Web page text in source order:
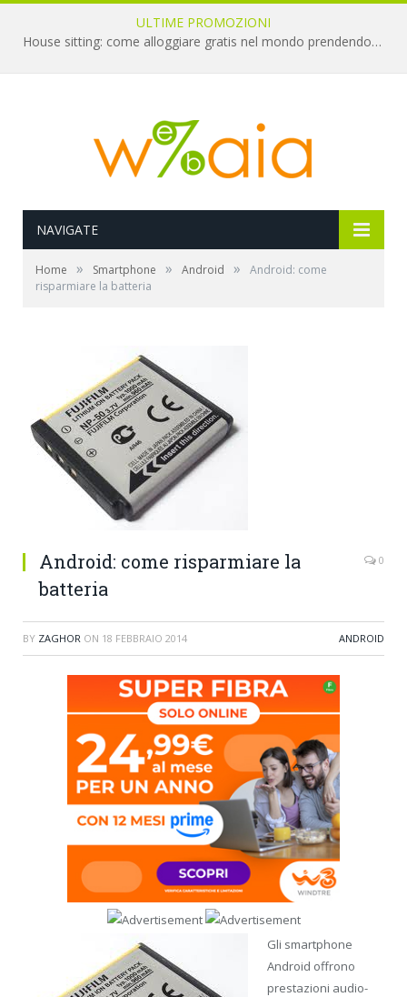
ULTIME PROMOZIONI
House sitting: come alloggiare gratis nel mondo prendendosi cura di animali
NAVIGATE
Home » Smartphone » Android »
Android: come
risparmiare la batteria
Android: come risparmiare la
batteria
0
BY ZAGHOR ON 18 FEBBRAIO 2014 ANDROID
Gli smartphone
Android offrono
prestazioni audio-